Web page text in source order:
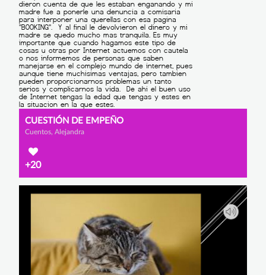
CUESTIÓN DE EMPEÑO
Cuentos, Alejandra
+20